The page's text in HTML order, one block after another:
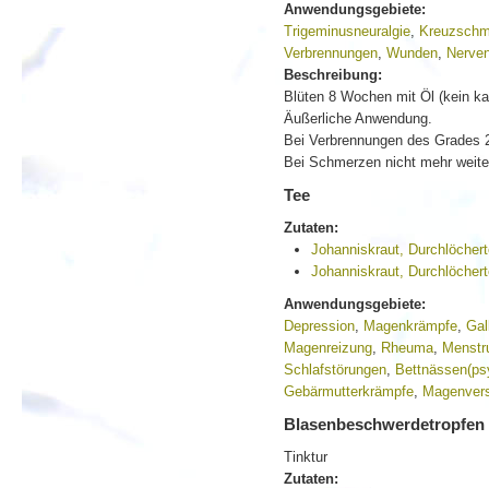
Anwendungsgebiete:
Trigeminusneuralgie,
Verbrennungen, Wunden,
Beschreibung:
Blüten 8 Wochen mit Öl (kein
Äußerliche Anwendung.
Bei Verbrennungen des
Bei Schmerzen nicht mehr
Tee
Zutaten:
Johanniskraut,
Johanniskraut,
Anwendungsgebiete:
Depression, Magenkrämpfe,
Magenreizung, Rheuma,
Schlafstörungen,
Gebärmutterkrämpfe,
Blasenbeschwerdetropfen
Tinktur
Zutaten: